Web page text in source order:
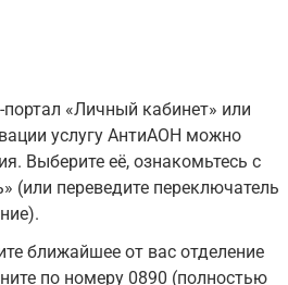
«Личный кабинет» или
услугу АнтиАОН можно
Выберите её, ознакомьтесь с
(или переведите переключатель
ближайшее от вас отделение
по номеру 0890 (полностью